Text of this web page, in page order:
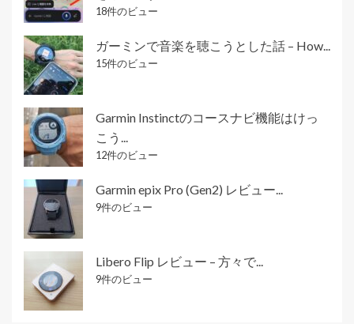
18件のビュー
ガーミンで音楽を聴こうとした話 – How...
15件のビュー
Garmin Instinctのコースナビ機能はけっ
こう...
12件のビュー
Garmin epix Pro (Gen2) レビュー...
9件のビュー
Libero Flip レビュー – 方々で...
9件のビュー